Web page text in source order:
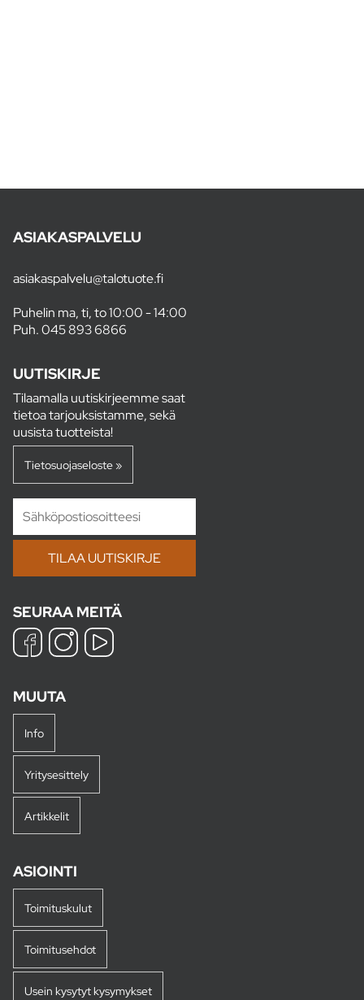
ASIAKASPALVELU
asiakaspalvelu@talotuote.fi
Puhelin ma, ti, to 10:00 - 14:00
Puh.045 893 6866
UUTISKIRJE
Tilaamalla uutiskirjeemme saat
tietoa tarjouksistamme, sekä
uusista tuotteista!
Tietosuojaseloste »
SEURAA MEITÄ
MUUTA
Info
Yritysesittely
Artikkelit
ASIOINTI
Toimituskulut
Toimitusehdot
Usein kysytyt kysymykset